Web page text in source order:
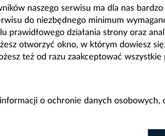
naszego serwisu ma dla nas
do niezbędnego minimum
prawidłowego działania strony oraz
otworzyć okno, w którym dowiesz
też od razu zaakceptować wszystkie
o ochronie danych